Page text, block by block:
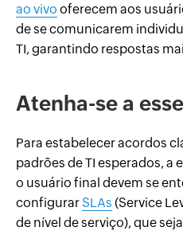
ao vivo oferecem aos
de se comunicarem
TI, garantindo respostas
Atenha-se a
Para estabelecer acordos
padrões de TI esperados, a
o usuário final devem se
configurar SLAs (Service
de nível de serviço), que